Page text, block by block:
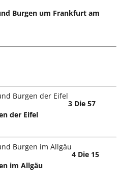
Burgen um Frankfurt am
3 Die 57
der Eifel
4 Die 15
im Allgäu